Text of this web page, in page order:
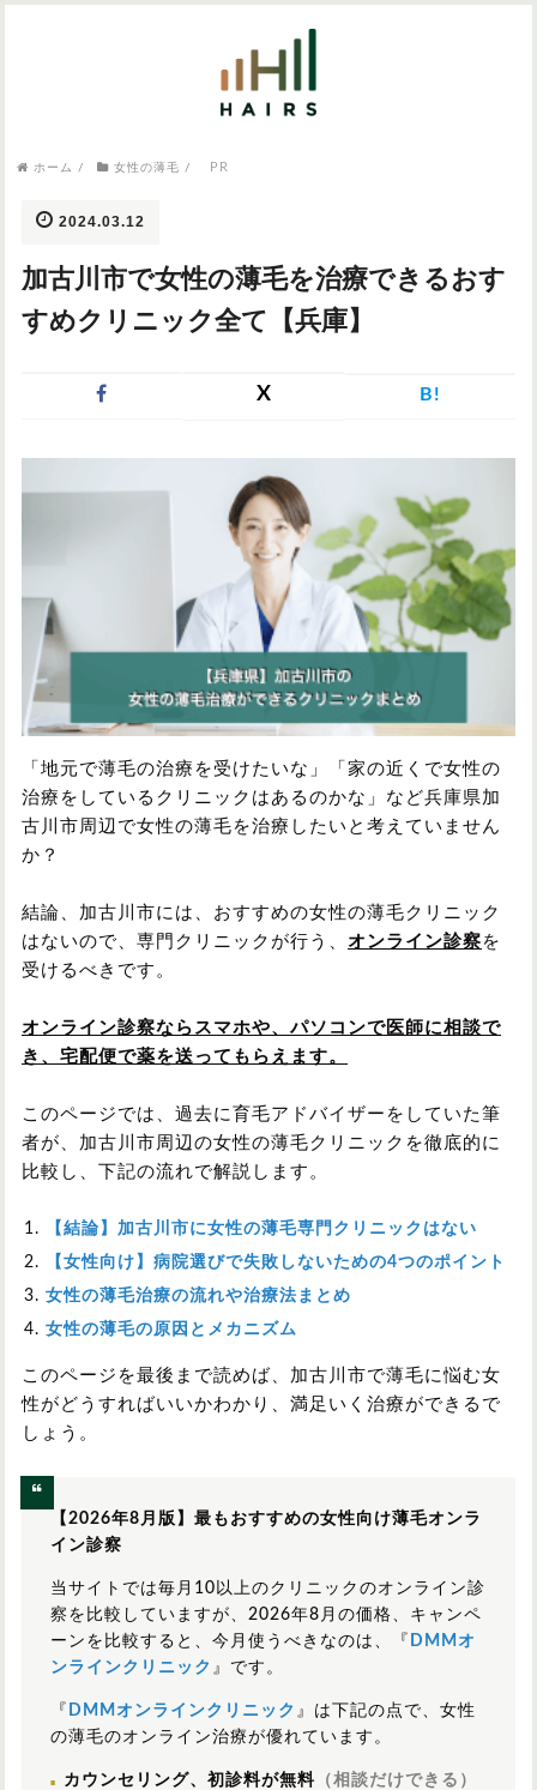
病院・クリニック
AGA
発毛
円形脱毛症
お問い合わせ
ホーム / 女性の薄毛 / PR
2024.03.12
加古川市で女性の薄毛を治療できるおす
すめクリニック全て【兵庫】
X B!
「地元で薄毛の治療を受けたいな」「家の近くで女性の
治療をしているクリニックはあるのかな」など兵庫県加
古川市周辺で女性の薄毛を治療したいと考えていません
か？
結論、加古川市には、おすすめの女性の薄毛クリニック
はないので、専門クリニックが行う、 オンライン診察 を
受けるべきです。
オンライン診察ならスマホや、パソコンで医師に相談で
き、宅配便で薬を送ってもらえます。
このページでは、過去に育毛アドバイザーをしていた筆
者が、加古川市周辺の女性の薄毛クリニックを徹底的に
比較し、下記の流れで解説します。
【結論】加古川市に女性の薄毛専門クリニックはない
【女性向け】病院選びで失敗しないための4つのポイント
女性の薄毛治療の流れや治療法まとめ
女性の薄毛の原因とメカニズム
このページを最後まで読めば、加古川市で薄毛に悩む女
性がどうすればいいかわかり、満足いく治療ができるで
しょう。
【2026年8月版】最もおすすめの女性向け薄毛オンラ
イン診察
当サイトでは毎月10以上のクリニックのオンライン診
察を比較していますが、2026年8月の価格、キャンペ
ーンを比較すると、今月使うべきなのは、『 DMMオ
ンラインクリニック 』です。
『 DMMオンラインクリニック 』は下記の点で、女性
の薄毛のオンライン治療が優れています。
カウンセリング、初診料が無料 （相談だけできる）
気になるワードから記事を探す
症状・悩みから記事を探す
ふけ
円形脱毛症 女性の薄毛
対策・アイテムから記事を探す
かつら・ヴィッグ シャンプー
植毛 病院・クリニック